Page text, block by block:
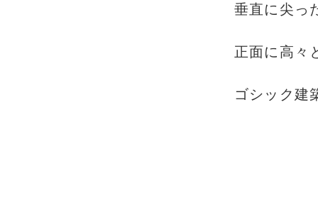
垂直に尖っ
正面に高々
ゴシック建